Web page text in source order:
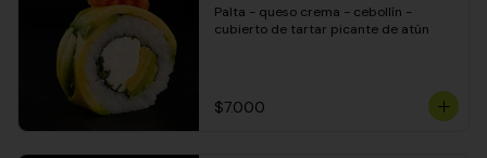
Palta - queso crema - cebollín -
cubierto de tartar picante de atún
$7.000